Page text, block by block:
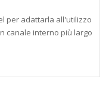
per adattarla all'utilizzo
canale interno più largo